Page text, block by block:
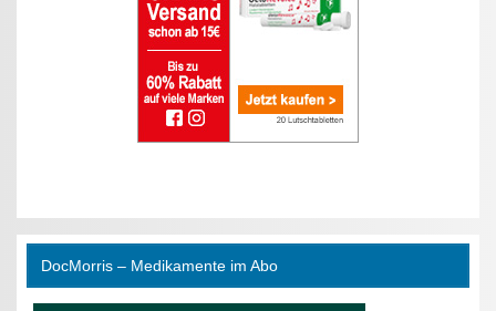
DocMorris – Medikamente im Abo